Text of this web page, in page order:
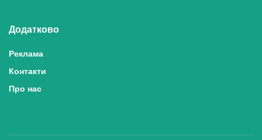
Додатково
Реклама
Контакти
Про нас